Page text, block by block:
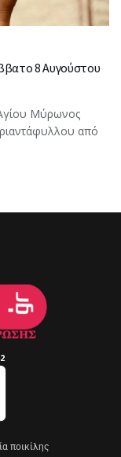
8 Αυγούστου
Μύρωνος
από
ποικίλης